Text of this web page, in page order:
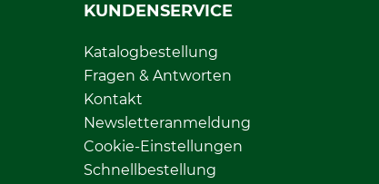
KUNDENSERVICE
Katalogbestellung
Fragen & Antworten
Kontakt
Newsletteranmeldung
Cookie-Einstellungen
Schnellbestellung